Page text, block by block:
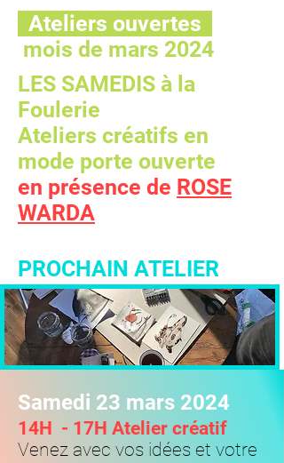
Ateliers ouvertes
mois de mars 2024
LES SAMEDIS à la
Foulerie
Ateliers créatifs en
mode porte ouverte
en présence de ROSE
WARDA
PROCHAIN ATELIER
Samedi 23 mars 2024
14H - 17H Atelier créatif
Venez avec vos idées et votre